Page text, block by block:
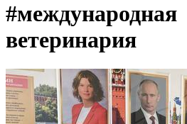
#международная
ветеринария